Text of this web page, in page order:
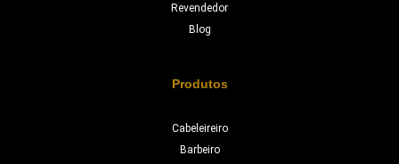
Revendedor
Blog
Produtos
Cabeleireiro
Barbeiro